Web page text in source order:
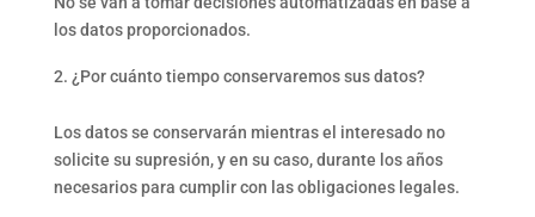
los datos proporcionados.
¿Por cuánto tiempo conservaremos sus datos?
Los datos se conservarán mientras el interesado no
solicite su supresión, y en su caso, durante los años
necesarios para cumplir con las obligaciones legales.